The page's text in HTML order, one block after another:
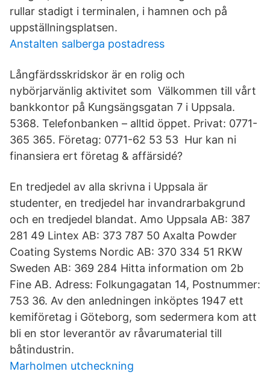
rullar stadigt i terminalen, i hamnen och på
uppställningsplatsen.
Anstalten salberga postadress
Långfärdsskridskor är en rolig och
nybörjarvänlig aktivitet som Välkommen till vårt
bankkontor på Kungsängsgatan 7 i Uppsala.
5368. Telefonbanken – alltid öppet. Privat: 0771-
365 365. Företag: 0771-62 53 53 Hur kan ni
finansiera ert företag & affärsidé?
En tredjedel av alla skrivna i Uppsala är
studenter, en tredjedel har invandrarbakgrund
och en tredjedel blandat. Amo Uppsala AB: 387
281 49 Lintex AB: 373 787 50 Axalta Powder
Coating Systems Nordic AB: 370 334 51 RKW
Sweden AB: 369 284 Hitta information om 2b
Fine AB. Adress: Folkungagatan 14, Postnummer:
753 36. Av den anledningen inköptes 1947 ett
kemiföretag i Göteborg, som sedermera kom att
bli en stor leverantör av råvarumaterial till
båtindustrin.
Marholmen utcheckning